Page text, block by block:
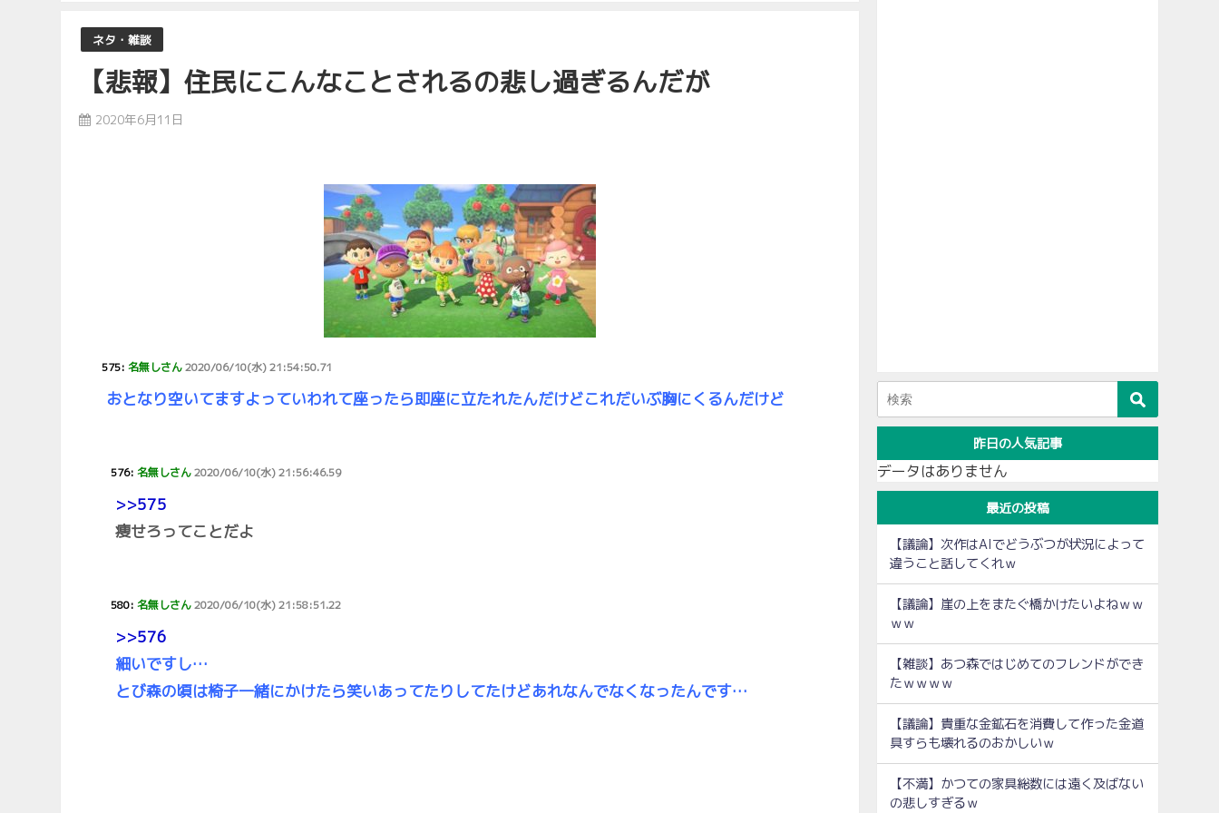
ネタ・雑談
【悲報】住民にこんなことされるの悲し過ぎるんだが
2020年6月11日
575:名無しさん2020/06/10(水) 21:54:50.71
おとなり空いてますよっていわれて座ったら即座に立たれたんだけどこれだいぶ胸にくるんだけど
576:名無しさん2020/06/10(水) 21:56:46.59
>>575
痩せろってことだよ
580:名無しさん2020/06/10(水) 21:58:51.22
>>576
細いですし…
とび森の頃は椅子一緒にかけたら笑いあってたりしてたけどあれなんでなくなったんです…
昨日の人気記事
データはありません
最近の投稿
【議論】次作はAIでどうぶつが状況によって
違うこと話してくれｗ
【議論】崖の上をまたぐ橋かけたいよねｗｗ
ｗｗ
【雑談】あつ森ではじめてのフレンドができ
たｗｗｗｗ
【議論】貴重な金鉱石を消費して作った金道
具すらも壊れるのおかしいｗ
【不満】かつての家具総数には遠く及ばない
の悲しすぎるｗ